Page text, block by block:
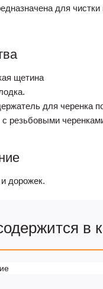
для чистки
щетина
для черенка
с резьбовыми
дорожек.
в